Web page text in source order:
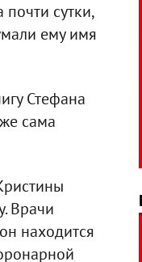
сутки,
ему имя
Стефана
сама
Врачи
находится